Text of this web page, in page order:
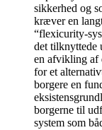
sikkerhed og
kræver en
“flexicurity-
det tilknyttede
en afvikling af
for et
borgere en
borgerne til
system som